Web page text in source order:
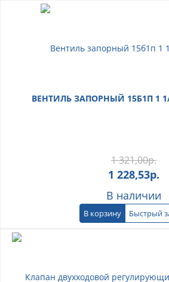
ВЕНТИЛЬ ЗАПОРНЫЙ 15Б1П 1
1 321,00р.
1 228,53р.
В наличии
В корзину Быстрый